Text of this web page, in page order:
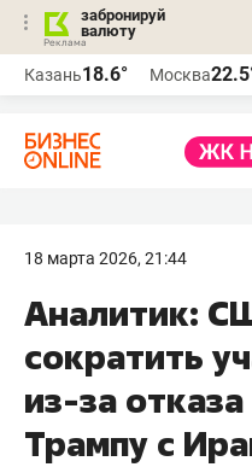
забронируй
валюту
Казань18.6° Москва
18 марта 2026, 21:44
Аналитик:
сократить
из-за
Трампу с